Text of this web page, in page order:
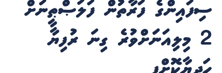
ސިފައިންގެ ފަރާތުން ފަލަޞްޠީނަށް
2 މިލިއަނަަށްވުރެ ގިނަ ރުފިޔާ
ހަދިޔާކޮށްފި